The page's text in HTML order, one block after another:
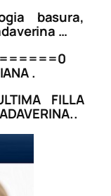
basura,
…
.
FILLA